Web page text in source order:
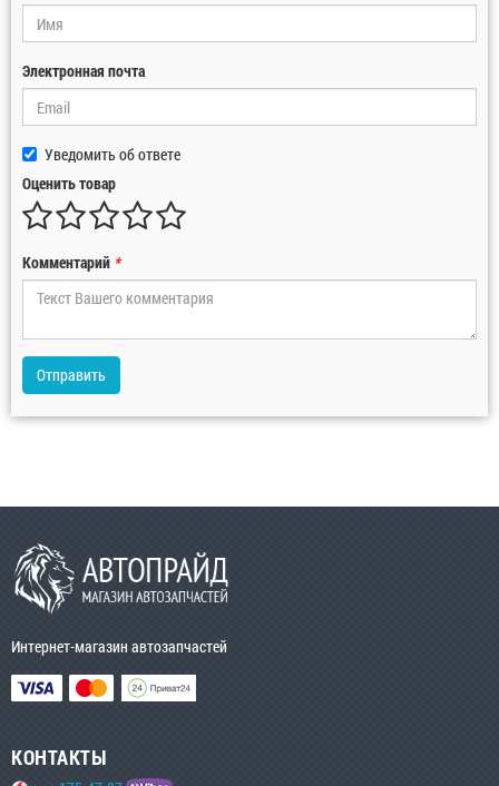
Электронная почта
Уведомить об ответе
Оценить товар
Комментарий *
Отправить
Интернет-магазин автозапчастей
КОНТАКТЫ